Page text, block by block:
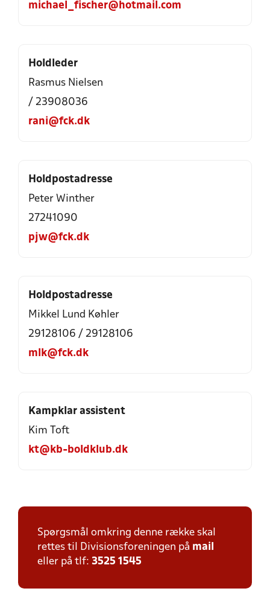
michael_fischer@hotmail.com
Holdleder
Rasmus Nielsen
/ 23908036
rani@fck.dk
Holdpostadresse
Peter Winther
27241090
pjw@fck.dk
Holdpostadresse
Mikkel Lund Køhler
29128106 / 29128106
mlk@fck.dk
Kampklar assistent
Kim Toft
kt@kb-boldklub.dk
Spørgsmål omkring denne række skal
rettes til Divisionsforeningen på mail
eller på tlf: 3525 1545